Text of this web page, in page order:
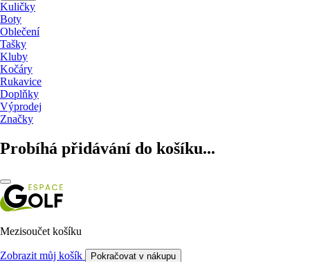
Kuličky
Boty
Oblečení
Tašky
Kluby
Kočáry
Rukavice
Doplňky
Výprodej
Značky
Probíhá přidávání do košíku...
Mezisoučet košíku
Zobrazit můj košík Pokračovat v nákupu